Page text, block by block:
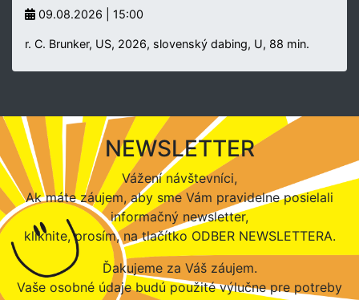
09.08.2026 | 15:00
r. C. Brunker, US, 2026, slovenský dabing, U, 88 min.
NEWSLETTER
Vážení návštevníci,
Ak máte záujem, aby sme Vám pravidelne posielali
informačný newsletter,
kliknite, prosím, na tlačítko ODBER NEWSLETTERA.
Ďakujeme za Váš záujem.
Vaše osobné údaje budú použité výlučne pre potreby